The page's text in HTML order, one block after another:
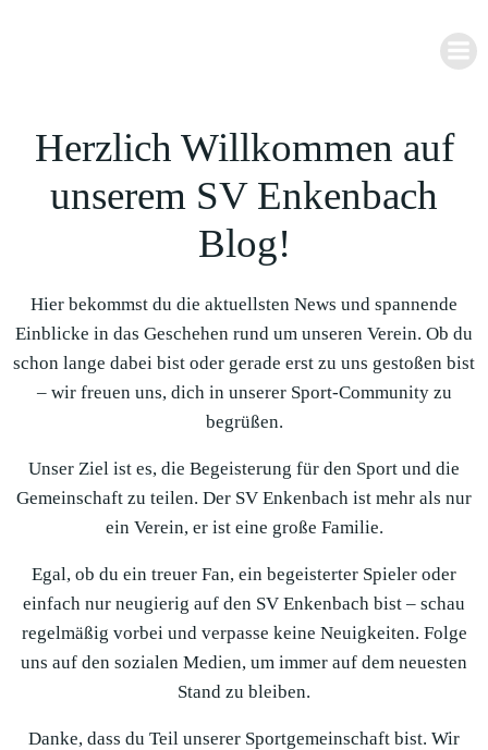
Herzlich Willkommen auf
unserem SV Enkenbach
Blog!
Hier bekommst du die aktuellsten News und spannende
Einblicke in das Geschehen rund um unseren Verein. Ob du
schon lange dabei bist oder gerade erst zu uns gestoßen bist
– wir freuen uns, dich in unserer Sport-Community zu
begrüßen.
Unser Ziel ist es, die Begeisterung für den Sport und die
Gemeinschaft zu teilen. Der SV Enkenbach ist mehr als nur
ein Verein, er ist eine große Familie.
Egal, ob du ein treuer Fan, ein begeisterter Spieler oder
einfach nur neugierig auf den SV Enkenbach bist – schau
regelmäßig vorbei und verpasse keine Neuigkeiten. Folge
uns auf den sozialen Medien, um immer auf dem neuesten
Stand zu bleiben.
Danke, dass du Teil unserer Sportgemeinschaft bist. Wir